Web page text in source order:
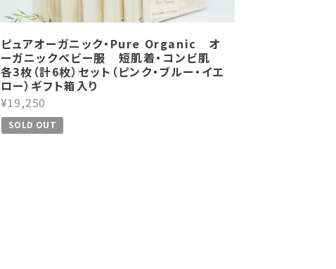
ピュアオーガニック・Pure Organic オ
ーガニックベビー服 短肌着・コンビ肌
各3枚（計6枚）セット（ピンク・ブルー・イエ
ロー）ギフト箱入り
¥19,250
SOLD OUT